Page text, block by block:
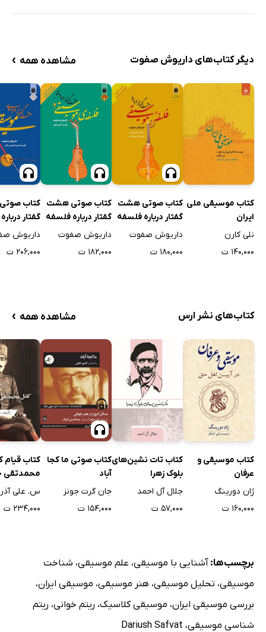
دیگر کتاب‌های داریوش صفوت مشاهده همه ›
کتاب موسیقی ملی
ایران
نلی کارن
۱۴۰,۰۰۰ ت
کتاب صوتی هشت
گفتار درباره فلسفه
موسیقی ۱
داریوش صفوت
۱۸۰,۰۰۰ ت
کتاب صوتی هشت
گفتار درباره فلسفه
موسیقی 2
داریوش صفوت
۱۸۲,۰۰۰ ت
کتاب
گفتار درباره‌
موسیقی ۳
داریوش
۲۰۶,۰۰۰ ت
کتاب‌های نشر ارس مشاهده همه ›
کتاب موسیقی و
عرفان
ژان دورینگ
۱۶۰,۰۰۰ ت
کتاب تات نشین‌های
بلوک زهرا
جلال آل احمد
۵۷,۰۰۰ ت
کتاب صوتی ما کجا
آباد
جان گرت جونز
۱۵۴,۰۰۰ ت
کتاب قیام
محمدتقی
پسیان در
س. علی
۲۳۴,۰۰۰ ت
برچسب‌ها: آشنایی با موسیقی، علم موسیقی، شناخت
موسیقی، تحلیل موسیقی، هنر موسیقی، موسیقی ایران،
بررسی موسیقی ایران، موسیقی کلاسیک، ریتم خوانی، ریتم
شناسی موسیقی، Dariush Safvat